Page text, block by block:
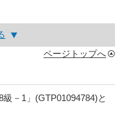
ページトップへ
－1」(GTP01094784)と